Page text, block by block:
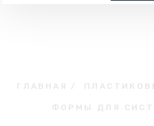
ГЛАВНАЯ /
ФОРМЫ ДЛЯ